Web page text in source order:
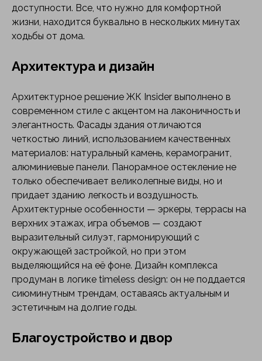
доступности. Все, что нужно для комфортной
жизни, находится буквально в нескольких минутах
ходьбы от дома.
Архитектура и дизайн
Архитектурное решение ЖК Insider выполнено в
современном стиле с акцентом на лаконичность и
элегантность. Фасады здания отличаются
четкостью линий, использованием качественных
материалов: натуральный камень, керамогранит,
алюминиевые панели. Панорамное остекление не
только обеспечивает великолепные виды, но и
придает зданию легкость и воздушность.
Архитектурные особенности — эркеры, террасы на
верхних этажах, игра объемов — создают
выразительный силуэт, гармонирующий с
окружающей застройкой, но при этом
выделяющийся на её фоне. Дизайн комплекса
продуман в логике timeless design: он не поддается
сиюминутным трендам, оставаясь актуальным и
эстетичным на долгие годы.
Благоустройство и двор